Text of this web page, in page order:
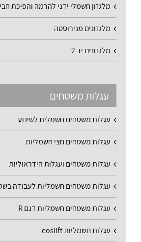
מלגזון חשמלי ידני להרמה והפיכת
מלגזונים מנירוסטה
מלגזונים יד 2
עגלות משטחים
עגלות משטחים חשמלית לשינוע
עגלות משטחים חצי חשמליות
עגלות משטחים ועגלות הידראוליות
עגלות משטחים חשמליות לעבודה
עגלות משטחים חשמליות דגם R
עגלות חשמליות eoslift